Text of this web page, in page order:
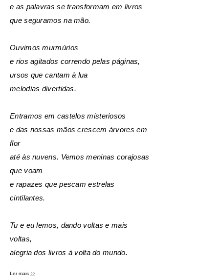
e as palavras se transformam em livros
que seguramos na mão.
Ouvimos murmúrios
e rios agitados correndo pelas páginas,
ursos que cantam à lua
melodias divertidas.
Entramos em castelos misteriosos
e das nossas mãos crescem árvores em
flor
até às nuvens. Vemos meninas corajosas
que voam
e rapazes que pescam estrelas
cintilantes.
Tu e eu lemos, dando voltas e mais
voltas,
alegria dos livros à volta do mundo.
Ler mais >>